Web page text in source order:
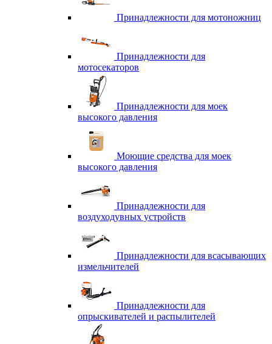
Принадлежности для мотоножниц
Принадлежности для
мотосекаторов
Принадлежности для моек
высокого давления
Моющие средства для моек
высокого давления
Принадлежности для
воздуходувных устройств
Принадлежности для всасывающих
измельчителей
Принадлежности для
опрыскивателей и распылителей